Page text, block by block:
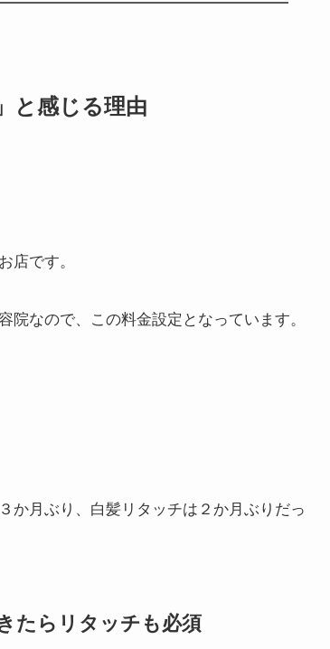
と感じる理由
です。
なので、この料金設定となっています。
か月ぶり、白髪リタッチは２か月ぶりだっ
たらリタッチも必須